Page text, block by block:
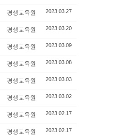
평생교육원 2023.03.27
평생교육원 2023.03.20
평생교육원 2023.03.09
평생교육원 2023.03.08
평생교육원 2023.03.03
평생교육원 2023.03.02
평생교육원 2023.02.17
평생교육원 2023.02.17